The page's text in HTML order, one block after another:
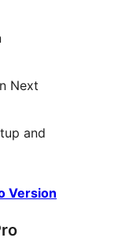
Next
and
Version